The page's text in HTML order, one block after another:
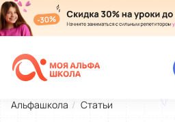
Альфашкола Статьи